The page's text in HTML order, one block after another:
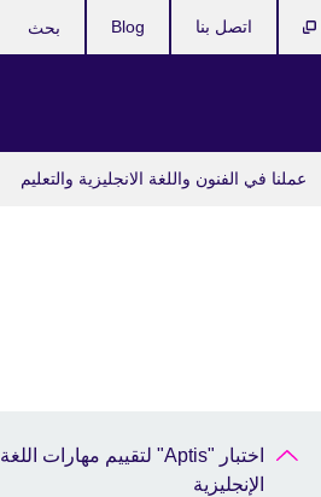
عملنا في الفنون واللغة الانجليزية والتعليم
اتصل بنا Blog
اختبار "Aptis" لتقييم مهارات اللغة
الإنجليزية